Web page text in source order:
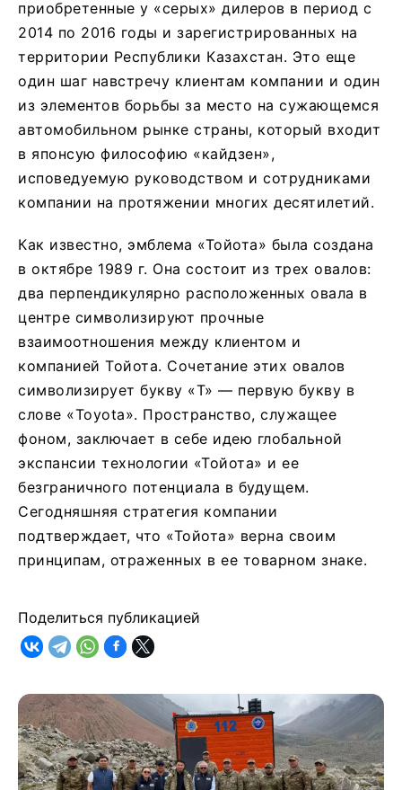
приобретенные у «серых» дилеров в период с
2014 по 2016 годы и зарегистрированных на
территории Республики Казахстан. Это еще
один шаг навстречу клиентам компании и один
из элементов борьбы за место на сужающемся
автомобильном рынке страны, который входит
в японсую философию «кайдзен»,
исповедуемую руководством и сотрудниками
компании на протяжении многих десятилетий.
Как известно, эмблема «Тойота» была создана
в октябре 1989 г. Она состоит из трех овалов:
два перпендикулярно расположенных овала в
центре символизируют прочные
взаимоотношения между клиентом и
компанией Тойота. Сочетание этих овалов
символизирует букву «T» — первую букву в
слове «Toyota». Пространство, служащее
фоном, заключает в себе идею глобальной
экспансии технологии «Тойота» и ее
безграничного потенциала в будущем.
Сегодняшняя стратегия компании
подтверждает, что «Тойота» верна своим
принципам, отраженных в ее товарном знаке.
Поделиться публикацией